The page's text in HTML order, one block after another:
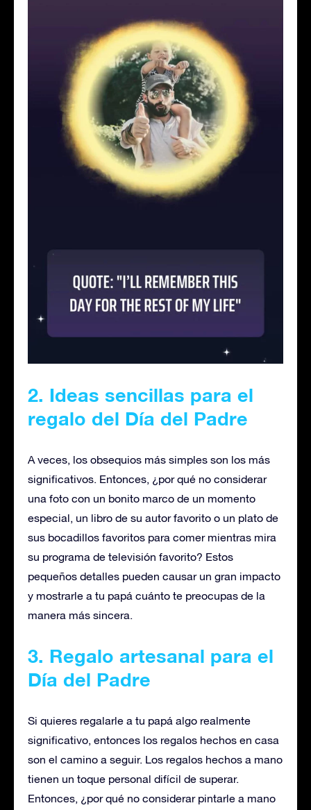
2. Ideas sencillas para el
regalo del Día del Padre
A veces, los obsequios más simples son los más
significativos. Entonces, ¿por qué no considerar
una foto con un bonito marco de un momento
especial, un libro de su autor favorito o un plato de
sus bocadillos favoritos para comer mientras mira
su programa de televisión favorito? Estos
pequeños detalles pueden causar un gran impacto
y mostrarle a tu papá cuánto te preocupas de la
manera más sincera.
3. Regalo artesanal para el
Día del Padre
Si quieres regalarle a tu papá algo realmente
significativo, entonces los regalos hechos en casa
son el camino a seguir. Los regalos hechos a mano
tienen un toque personal difícil de superar.
Entonces, ¿por qué no considerar pintarle a mano